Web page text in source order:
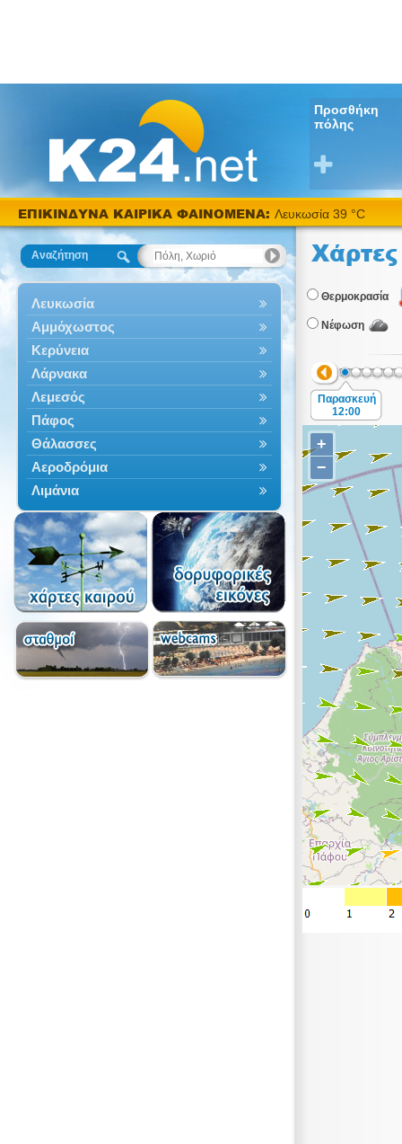
Προσθήκη
πόλης
ΕΠΙΚΙΝΔΥΝΑ ΚΑΙΡΙΚΑ ΦΑΙΝΟΜΕΝΑ: Λευκωσία 39 °C
Αναζήτηση
Λευκωσία
Αμμόχωστος
Κερύνεια
Λάρνακα
Λεμεσός
Πάφος
Θάλασσες
Αεροδρόμια
Λιμάνια
Θερμοκρασία
Νέφωση
Παρασκευή
12:00
+
−